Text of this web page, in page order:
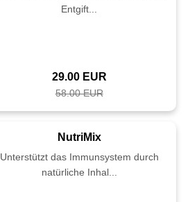
Entgift...
29.00 EUR
58.00 EUR
NutriMix
Unterstützt das Immunsystem durch
natürliche Inhal...